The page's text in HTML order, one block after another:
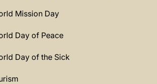
Mission Day
Day of Peace
Day of the Sick